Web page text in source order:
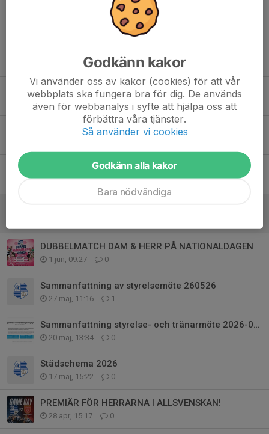
Tidigare nyheter
2 aug, 15:45 0
Sommartouch onsdagar
Anmäl dig som funktionär till USM 2026!
11 jun, 12:04 0
DUBBELMATCH DAM & HERR PÅ NATIONALDAGEN
1 jun, 09:27 0
Sammanfattning av styrelsemöte 260526
27 maj, 11:16 1
Sammanfattning styrelse- och tränarmöte 2026-04-23 och 2026-05-12
20 maj, 13:34 0
Städschema 2026
17 maj, 15:22 0
PREMIÄR FÖR HERRARNA I ALLSVENSKAN!
28 apr, 15:17 0
Godkänn kakor
Vi använder oss av kakor (cookies) för att vår
webbplats ska fungera bra för dig. De används
även för webbanalys i syfte att hjälpa oss att
förbättra våra tjänster.
Så använder vi cookies
Godkänn alla kakor
Bara nödvändiga